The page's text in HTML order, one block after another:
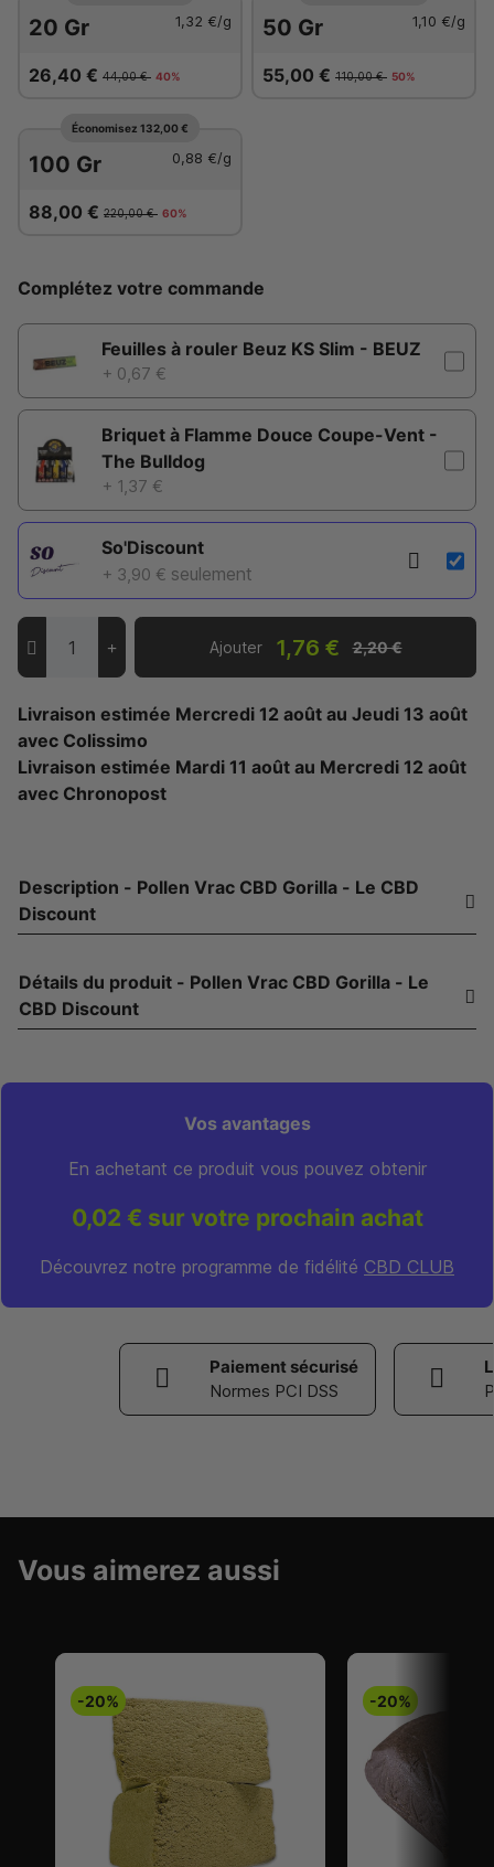
20 Gr 1,32 €/g
26,40 € 44,00 € 40%
50 Gr 1,10 €/g
55,00 € 110,00 € 50%
Économisez 132,00 €
100 Gr 0,88 €/g
88,00 € 220,00 € 60%
Complétez votre commande
Feuilles à rouler Beuz KS Slim - BEUZ
+ 0,67 €
Briquet à Flamme Douce Coupe-Vent -
The Bulldog
+ 1,37 €
So'Discount
+ 3,90 € seulement
Ajouter 1,76 € 2,20 €
Livraison estimée Mercredi 12 août au Jeudi 13 août
avec Colissimo
Livraison estimée Mardi 11 août au Mercredi 12 août
avec Chronopost
Description - Pollen Vrac CBD Gorilla - Le CBD
Discount
Détails du produit - Pollen Vrac CBD Gorilla - Le
CBD Discount
Vos avantages
En achetant ce produit vous pouvez obtenir
0,02 € sur votre prochain achat
Découvrez notre programme de fidélité CBD CLUB
Paiement sécurisé
Normes PCI DSS
Vous aimerez aussi
-20% -20%